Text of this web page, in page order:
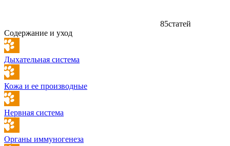
85статей
Содержание и уход
Дыхательная система
Кожа и ее производные
Нервная система
Органы иммуногенеза